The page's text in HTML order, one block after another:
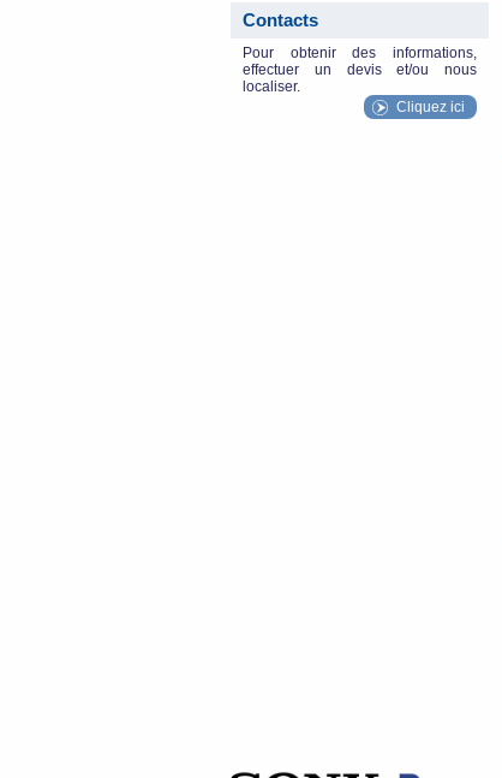
Contacts
Pour obtenir des informations,
effectuer un devis et/ou nous
localiser.
Cliquez ici